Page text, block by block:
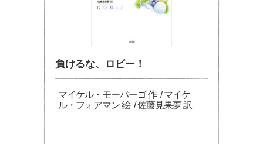
負けるな、ロビー！
マイケル・モーパーゴ 作 / マイケ
ル・フォアマン 絵 / 佐藤見果夢 訳